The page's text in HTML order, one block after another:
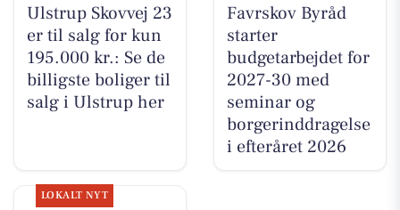
Ulstrup Skovvej 23
er til salg for kun
195.000 kr.: Se de
billigste boliger til
salg i Ulstrup her
Favrskov Byråd
starter
budgetarbejdet for
2027-30 med
seminar og
borgerinddragelse
i efteråret 2026
LOKALT NYT